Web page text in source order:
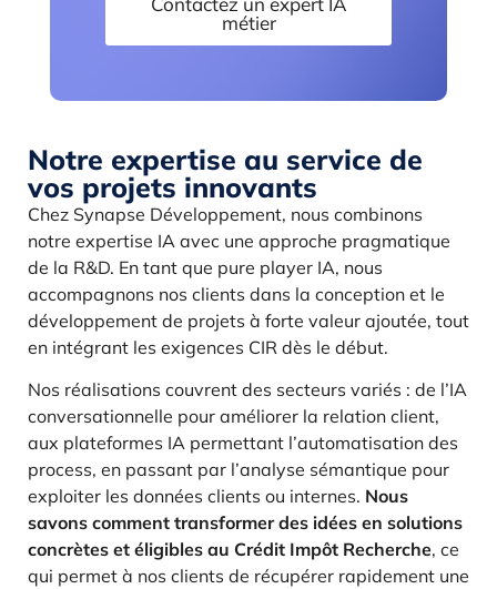
métier
Notre expertise au service de
vos projets innovants
Chez Synapse Développement, nous combinons
notre expertise IA avec une approche pragmatique
de la R&D. En tant que pure player IA, nous
accompagnons nos clients dans la conception et le
développement de projets à forte valeur ajoutée, tout
en intégrant les exigences CIR dès le début.
Nos réalisations couvrent des secteurs variés : de l’IA
conversationnelle pour améliorer la relation client,
aux plateformes IA permettant l’automatisation des
process, en passant par l’analyse sémantique pour
exploiter les données clients ou internes. Nous
savons comment transformer des idées en solutions
concrètes et éligibles au Crédit Impôt Recherche, ce
qui permet à nos clients de récupérer rapidement une